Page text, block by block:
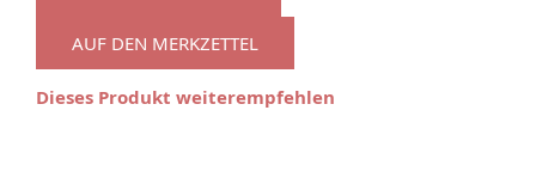
AUF DEN MERKZETTEL
Dieses Produkt weiterempfehlen